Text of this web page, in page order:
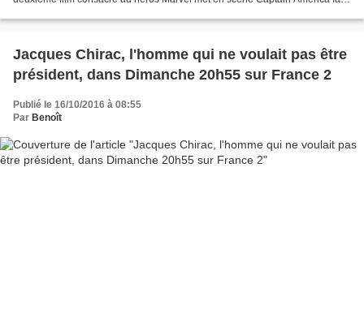
Jacques Chirac, l'homme qui ne voulait pas être
président, dans Dimanche 20h55 sur France 2
Publié le 16/10/2016 à 08:55
Par Benoît